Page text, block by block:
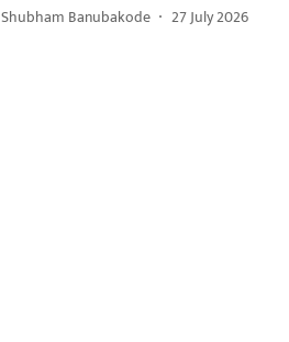
Shubham Banubakode 27 July 2026